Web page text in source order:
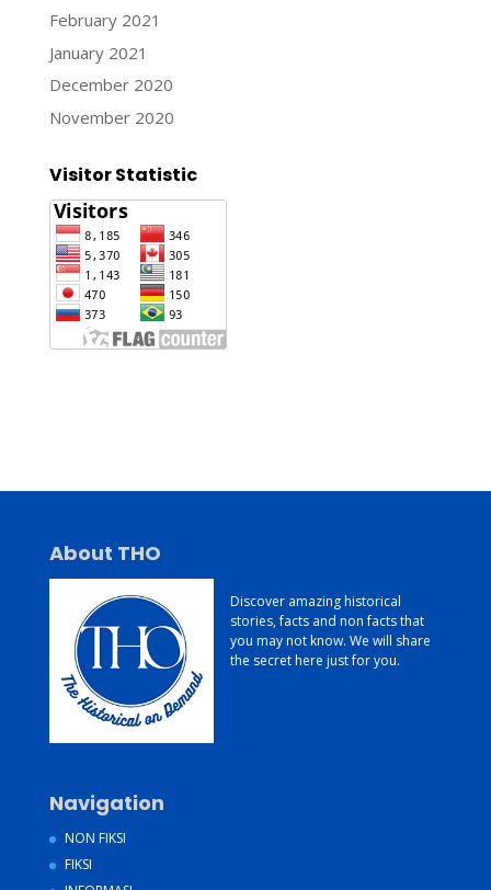
February 2021
January 2021
December 2020
November 2020
Visitor Statistic
About THO
Discover amazing historical
stories, facts and non facts that
you may not know. We will share
the secret here just for you.
Navigation
NON FIKSI
FIKSI